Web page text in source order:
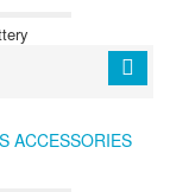
ACCESSORIES